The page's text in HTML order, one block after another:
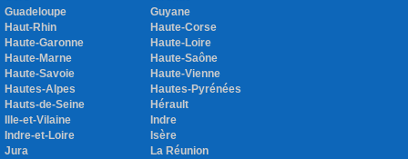
Guadeloupe
Guyane
Haut-Rhin
Haute-Corse
Haute-Garonne
Haute-Loire
Haute-Marne
Haute-Saône
Haute-Savoie
Haute-Vienne
Hautes-Alpes
Hautes-Pyrénées
Hauts-de-Seine
Hérault
Ille-et-Vilaine
Indre
Indre-et-Loire
Isère
Jura
La Réunion